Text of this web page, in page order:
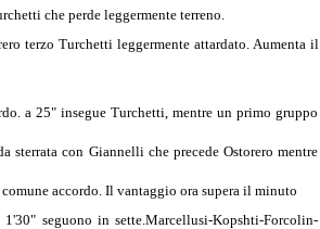
che perde leggermente terreno.
terzo Turchetti leggermente attardato. Aumenta il
a 25" insegue Turchetti, mentre un primo gruppo
sterrata con Giannelli che precede Ostorero mentre
accordo. Il vantaggio ora supera il minuto
seguono in sette.Marcellusi-Kopshti-Forcolin-